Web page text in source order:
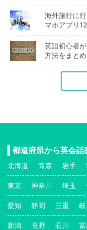
海外旅行に
マホアプリ
英語初心者
方法をまとめ
都道府県から英会話
北海道 青森 岩手
東京 神奈川 埼玉
愛知 静岡 三重
新潟 長野 石川